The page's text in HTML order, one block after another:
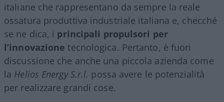
italiane che rappresentano da sempre la reale
ossatura produttiva industriale italiana e, checché
se ne dica, i principali propulsori per
l’innovazione tecnologica. Pertanto, è fuori
discussione che anche una piccola azienda come
la Helios Energy S.r.l. possa avere le potenzialità
per realizzare grandi cose.